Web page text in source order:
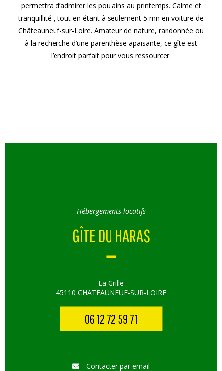
permettra d’admirer les poulains au printemps. Calme et
tranquillité , tout en étant à seulement 5 mn en voiture de
Châteauneuf-sur-Loire. Amateur de nature, randonnée ou
à la recherche d’une parenthèse apaisante, ce gîte est
l’endroit parfait pour vous ressourcer.
Hébergements locatifs
GÎTE DU HARAS
La Grille
45110 CHATEAUNEUF-SUR-LOIRE
06 12 72 59 71
Contacter par email